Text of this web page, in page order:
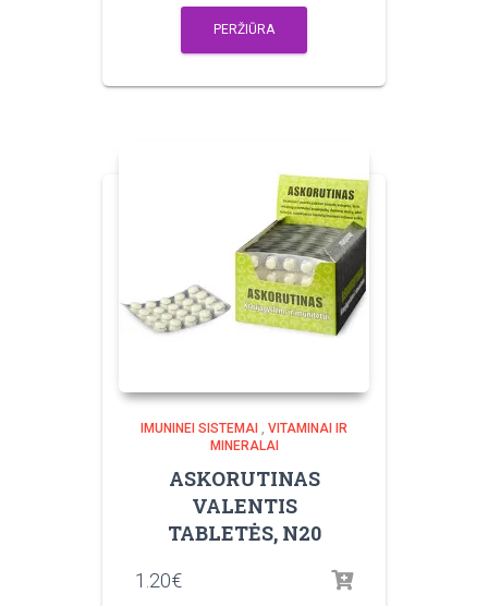
PERŽIŪRA
IMUNINEI SISTEMAI , VITAMINAI IR
MINERALAI
ASKORUTINAS
VALENTIS
TABLETĖS, N20
1.20€